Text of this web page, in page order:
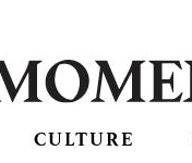
CULTURE